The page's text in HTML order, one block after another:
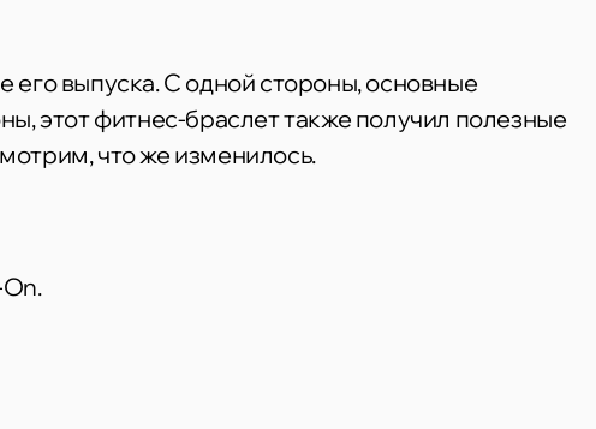
его выпуска. С одной стороны, основные
этот фитнес-браслет также получил полезные
что же изменилось.